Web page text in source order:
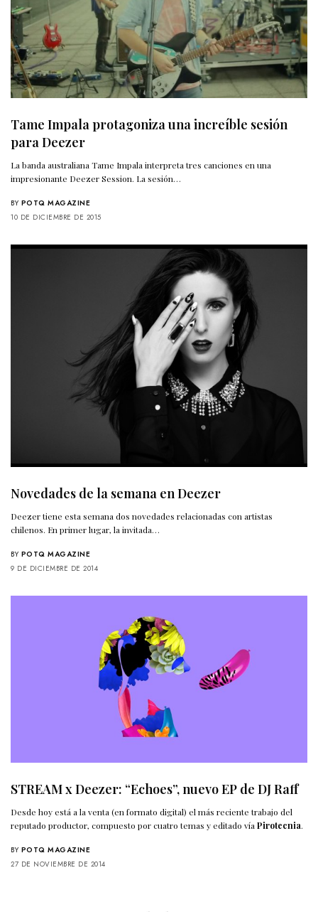
Tame Impala protagoniza una increíble sesión
para Deezer
La banda australiana Tame Impala interpreta tres canciones en una
impresionante Deezer Session. La sesión…
BY POTQ MAGAZINE
10 DE DICIEMBRE DE 2015
Novedades de la semana en Deezer
Deezer tiene esta semana dos novedades relacionadas con artistas
chilenos. En primer lugar, la invitada…
BY POTQ MAGAZINE
9 DE DICIEMBRE DE 2014
STREAM x Deezer: “Echoes”, nuevo EP de DJ Raff
Desde hoy está a la venta (en formato digital) el más reciente trabajo del
reputado productor, compuesto por cuatro temas y editado víaPirotecnia.
BY POTQ MAGAZINE
27 DE NOVIEMBRE DE 2014